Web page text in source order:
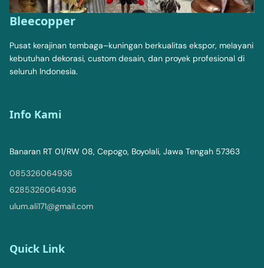
Bleecopper
Pusat kerajinan tembaga–kuningan berkualitas ekspor, melayani
kebutuhan dekorasi, custom desain, dan proyek profesional di
seluruh Indonesia.
Info Kami
Banaran RT 01/RW 08, Cepogo, Boyolali, Jawa Tengah 57363
085326064936
6285326064936
ulum.ali171@gmail.com
Quick Link